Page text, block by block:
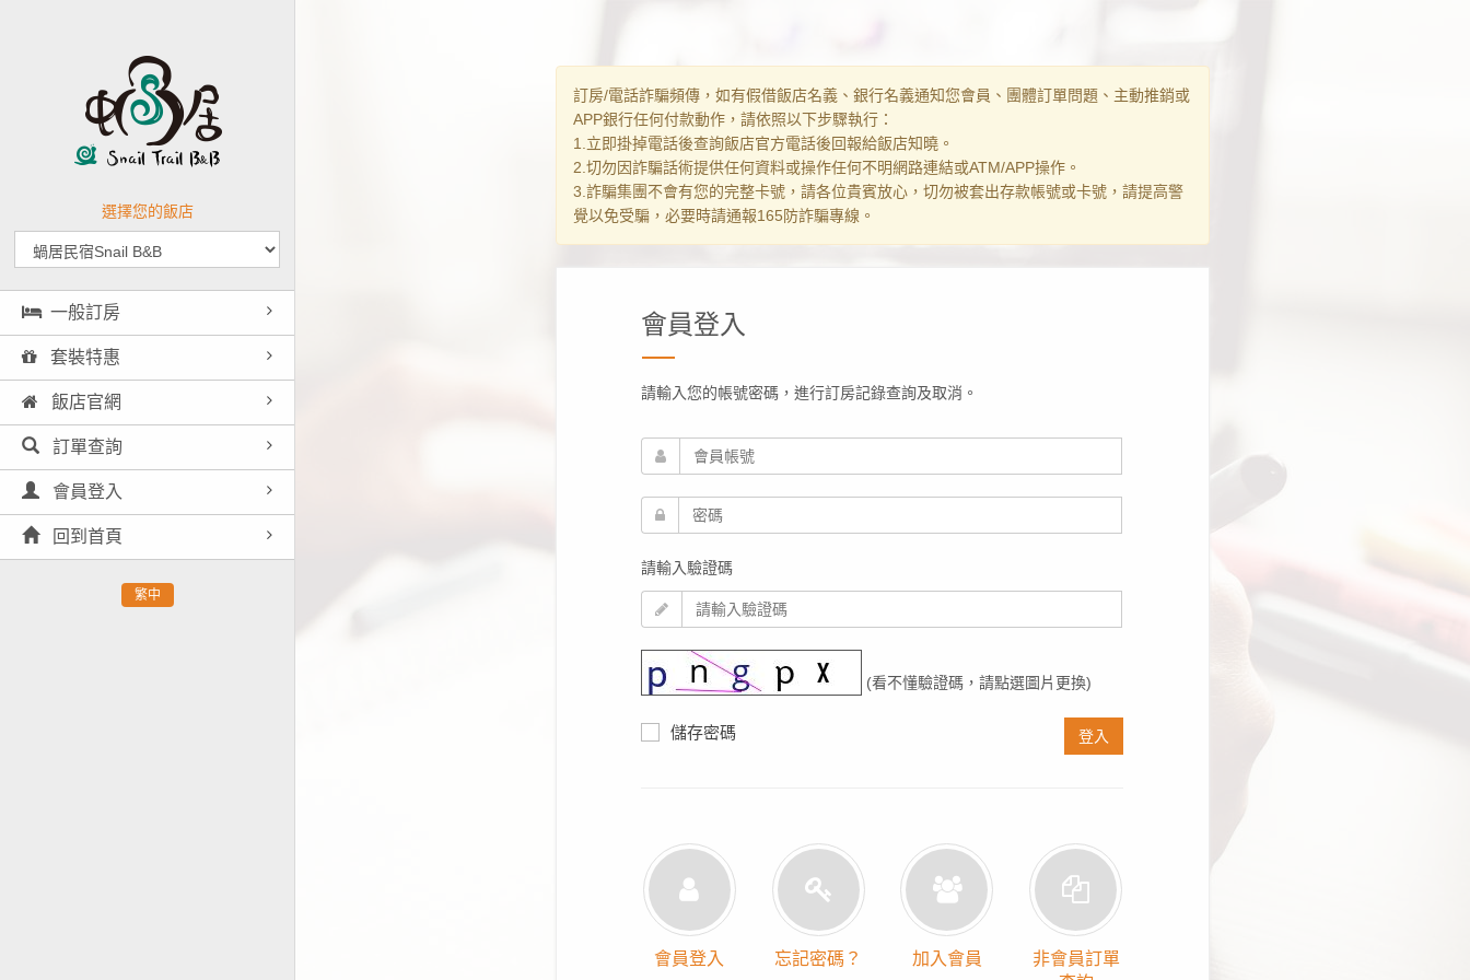
選擇您的飯店
一般訂房
套裝特惠
飯店官網
訂單查詢
會員登入
回到首頁
繁中
訂房/電話詐騙頻傳，如有假借飯店名義、銀行名義通知您會員、團體訂單問題、主動推銷或
APP銀行任何付款動作，請依照以下步驟執行：
1.立即掛掉電話後查詢飯店官方電話後回報給飯店知曉。
2.切勿因詐騙話術提供任何資料或操作任何不明網路連結或ATM/APP操作。
3.詐騙集團不會有您的完整卡號，請各位貴賓放心，切勿被套出存款帳號或卡號，請提高警
覺以免受騙，必要時請通報165防詐騙專線。
會員登入
請輸入您的帳號密碼，進行訂房記錄查詢及取消。
請輸入驗證碼
(看不懂驗證碼，請點選圖片更換)
儲存密碼 登入
會員登入 忘記密碼？ 加入會員
非會員訂單